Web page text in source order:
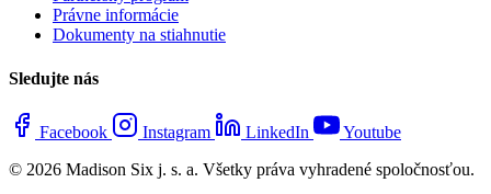
Právne informácie
Dokumenty na stiahnutie
Sledujte nás
Facebook Instagram LinkedIn
Youtube
© 2026 Madison Six j. s. a. Všetky práva vyhradené spoločnosťou.